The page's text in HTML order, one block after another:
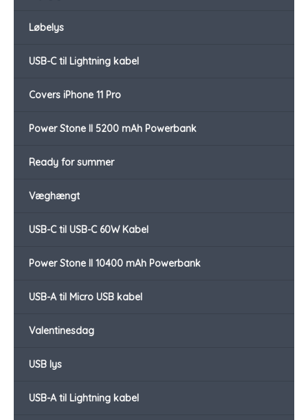
Løbelys
USB-C til Lightning kabel
Covers iPhone 11 Pro
Power Stone II 5200 mAh Powerbank
Ready for summer
Væghængt
USB-C til USB-C 60W Kabel
Power Stone II 10400 mAh Powerbank
USB-A til Micro USB kabel
Valentinesdag
USB lys
USB-A til Lightning kabel